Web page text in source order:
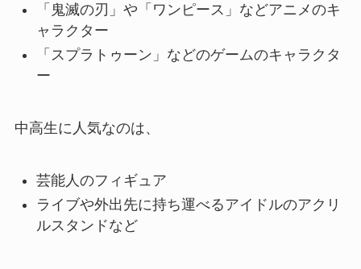
「鬼滅の刃」や「ワンピース」などアニメのキ
ャラクター
「スプラトゥーン」などのゲームのキャラクタ
ー
中高生に人気なのは、
芸能人のフィギュア
ライブや外出先に持ち運べるアイドルのアクリ
ルスタンドなど